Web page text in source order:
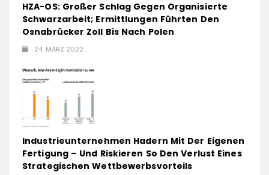
HZA-OS: Großer Schlag Gegen Organisierte
Schwarzarbeit; Ermittlungen Führten Den
Osnabrücker Zoll Bis Nach Polen
24. MÄRZ 2022
Industrieunternehmen Hadern Mit Der Eigenen
Fertigung – Und Riskieren So Den Verlust Eines
Strategischen Wettbewerbsvorteils